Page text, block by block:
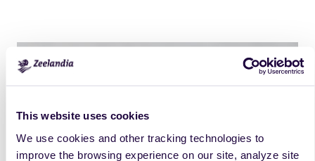
This website uses cookies
We use cookies and other tracking technologies to
improve the browsing experience on our site, analyze site